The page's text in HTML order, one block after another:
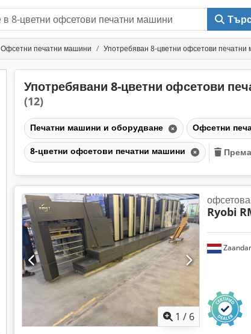
Офсетни печатни машини Употребяван 8-цветни офсетови печатни
Употребявани 8-цветни офсетови
(12)
Печатни машини и оборудване Офсетни
8-цветни офсетови печатни машини
1 / 6
Ryobi